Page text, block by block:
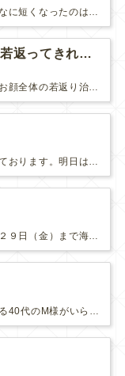
髪の毛を短くしました🎵こんなに短くなったのは何年ぶりだろう。シャンプーやドライヤーもとっても楽になりました🎵最近、水泳…
顔がリラックスすると若返ってきれいになる
今日は木曜日ですが、診療しております。明日は休診日になります。どうぞよろしくお願いいたします！★☆★☆★☆★☆★☆先日、診療…
６月２０日（水）の午後から２９日（金）まで海外研修のため、池上が不在となります。この間、代診の医師が診察にあたりますが、ヒアル…